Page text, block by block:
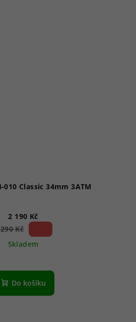
010 Classic 34mm 3ATM
2 190 Kč
Kč
Skladem
Do košíku